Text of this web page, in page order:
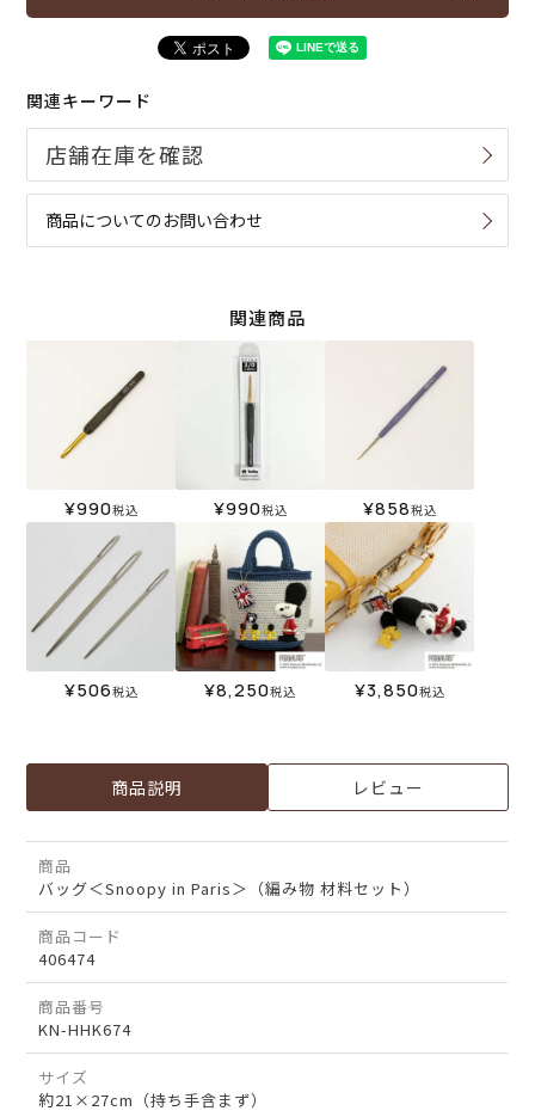
関連キーワード
商品についてのお問い合わせ
関連商品
¥990税込 ¥990税込 ¥858税込
¥506税込 ¥8,250税込 ¥3,850税込
商品説明 レビュー
商品
バッグ＜Snoopy in Paris＞（編み物 材料セット）
商品コード
406474
商品番号
KN-HHK674
サイズ
約21×27cm（持ち手含まず）